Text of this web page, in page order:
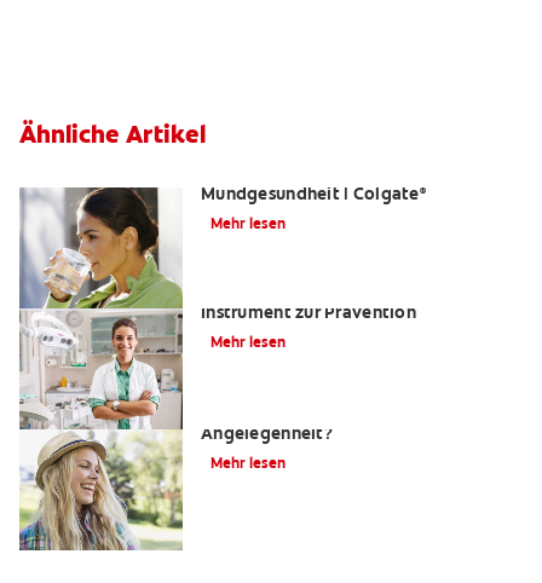
Ähnliche Artikel
Mundgesundheit | Colgate®
Mehr lesen
Instrument zur Prävention
Mehr lesen
Angelegenheit?
Mehr lesen